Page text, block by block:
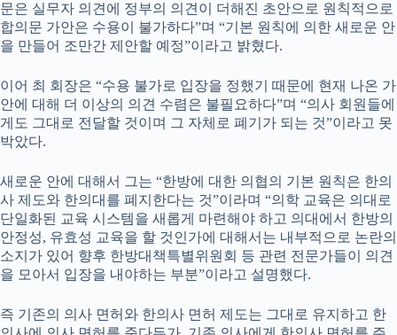
문은 실무자 의견에 정부의 의견이 더해진 초안으로 원칙적으로
합의문 가안은 수용이 불가하다”며 “기본 원칙에 의한 새로운 안
을 만들어 조만간 제안할 예정”이라고 밝혔다.
이어 최 회장은 “수용 불가로 입장을 정했기 때문에 현재 나온 가
안에 대해 더 이상의 의견 수렴은 불필요하다”며 “의사 회원들에
게도 그대로 전달할 것이며 그 자체로 폐기가 되는 것”이라고 못
박았다.
새로운 안에 대해서 그는 “한방에 대한 의협의 기본 원칙은 한의
사 제도와 한의대를 폐지한다는 것”이라며 “의학 교육은 의대로
단일화된 교육 시스템을 새롭게 마련해야 하고 의대에서 한방의
안정성, 유효성 교육을 할 것인가에 대해서는 내부적으로 논란의
소지가 있어 향후 한방대책특별위원회 등 관련 전문가들이 의견
을 모아서 입장을 내야하는 부분”이라고 설명했다.
즉 기존의 의사 면허와 한의사 면허 제도는 그대로 유지하고 한